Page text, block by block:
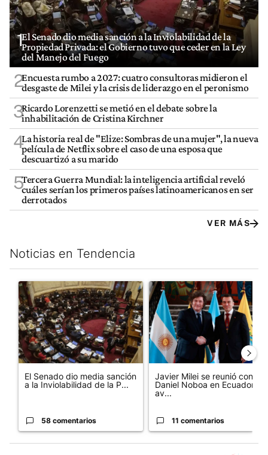
1El Senado dio media sanción a la Inviolabilidad de la
Propiedad Privada: el Gobierno tuvo que ceder en la Ley
del Manejo del Fuego
2Encuesta rumbo a 2027: cuatro consultoras midieron el
desgaste de Milei y la crisis de liderazgo en el peronismo
3Ricardo Lorenzetti se metió en el debate sobre la
inhabilitación de Cristina Kirchner
4La historia real de "Elize: Sombras de una mujer", la nueva
película de Netflix sobre el caso de una esposa que
descuartizó a su marido
5Tercera Guerra Mundial: la inteligencia artificial reveló
cuáles serían los primeros países latinoamericanos en ser
derrotados
VER MÁS
Noticias en Tendencia
Este listado muestra los artículos con más comentarios en los
Un artículo de tendencia con el título "El Senado dio media
El Senado dio media sanción
a la Inviolabilidad de la P...
58 comentarios
Un artículo de tendencia con
Javier Milei se reunió con
Daniel Noboa en Ecuador y
av...
11 comentarios